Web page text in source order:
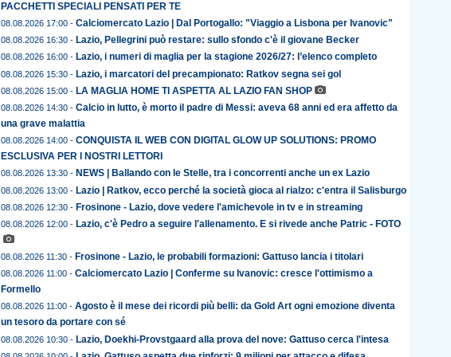
PACCHETTI SPECIALI PENSATI PER TE
08.08.2026 17:00 - Calciomercato Lazio | Dal Portogallo: "Viaggio a Lisbona per Ivanovic"
08.08.2026 16:30 - Lazio, Pellegrini può restare: sullo sfondo c'è il giovane Becker
08.08.2026 16:00 - Lazio, i numeri di maglia per la stagione 2026/27: l’elenco completo
08.08.2026 15:30 - Lazio, i marcatori del precampionato: Ratkov segna sei gol
08.08.2026 15:00 - LA MAGLIA HOME TI ASPETTA AL LAZIO FAN SHOP
08.08.2026 14:30 - Calcio in lutto, è morto il padre di Messi: aveva 68 anni ed era affetto da
una grave malattia
08.08.2026 14:00 - CONQUISTA IL WEB CON DIGITAL GLOW UP SOLUTIONS: PROMO
ESCLUSIVA PER I NOSTRI LETTORI
08.08.2026 13:30 - NEWS | Ballando con le Stelle, tra i concorrenti anche un ex Lazio
08.08.2026 13:00 - Lazio | Ratkov, ecco perché la società gioca al rialzo: c'entra il Salisburgo
08.08.2026 12:30 - Frosinone - Lazio, dove vedere l'amichevole in tv e in streaming
08.08.2026 12:00 - Lazio, c'è Pedro a seguire l'allenamento. E si rivede anche Patric - FOTO
08.08.2026 11:30 - Frosinone - Lazio, le probabili formazioni: Gattuso lancia i titolari
08.08.2026 11:00 - Calciomercato Lazio | Conferme su Ivanovic: cresce l'ottimismo a
Formello
08.08.2026 11:00 - Agosto è il mese dei ricordi più belli: da Gold Art ogni emozione diventa
un tesoro da portare con sé
08.08.2026 10:30 - Lazio, Doekhi-Provstgaard alla prova del nove: Gattuso cerca l'intesa